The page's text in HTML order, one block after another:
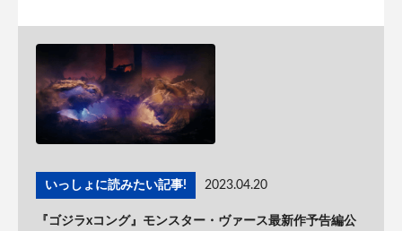
いっしょに読みたい記事! 2023.04.20
『ゴジラxコング』モンスター・ヴァース最新作予告編公